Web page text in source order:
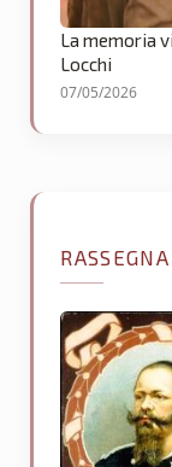
La memoria
Locchi
07/05/2026